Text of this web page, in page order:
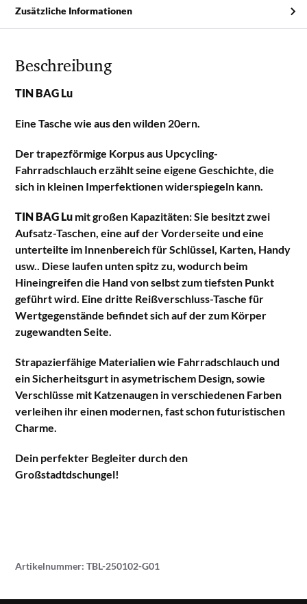
Zusätzliche Informationen
Beschreibung
TIN BAG Lu
Eine Tasche wie aus den wilden 20ern.
Der trapezförmige Korpus aus Upcycling-
Fahrradschlauch erzählt seine eigene Geschichte, die
sich in kleinen Imperfektionen widerspiegeln kann.
TIN BAG Lu mit großen Kapazitäten: Sie besitzt zwei
Aufsatz-Taschen, eine auf der Vorderseite und eine
unterteilte im Innenbereich für Schlüssel, Karten, Handy
usw.. Diese laufen unten spitz zu, wodurch beim
Hineingreifen die Hand von selbst zum tiefsten Punkt
geführt wird. Eine dritte Reißverschluss-Tasche für
Wertgegenstände befindet sich auf der zum Körper
zugewandten Seite.
Strapazierfähige Materialien wie Fahrradschlauch und
ein Sicherheitsgurt in asymetrischem Design, sowie
Verschlüsse mit Katzenaugen in verschiedenen Farben
verleihen ihr einen modernen, fast schon futuristischen
Charme.
Dein perfekter Begleiter durch den
Großstadtdschungel!
Artikelnummer:TBL-250102-G01